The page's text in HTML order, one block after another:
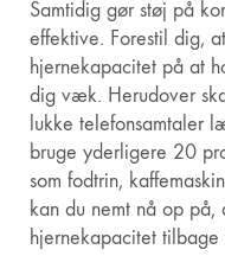
Samtidig gør støj på
effektive. Forestil dig,
hjernekapacitet på at
dig væk. Herudover
lukke telefonsamtaler
bruge yderligere 20
som fodtrin,
kan du nemt nå op
hjernekapacitet